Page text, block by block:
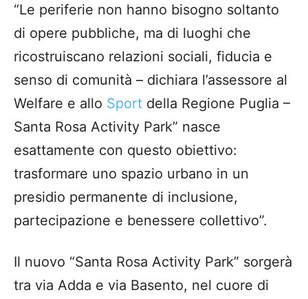
“Le periferie non hanno bisogno soltanto
di opere pubbliche, ma di luoghi che
ricostruiscano relazioni sociali, fiducia e
senso di comunità – dichiara l’assessore al
Welfare e allo Sport della Regione Puglia –
Santa Rosa Activity Park” nasce
esattamente con questo obiettivo:
trasformare uno spazio urbano in un
presidio permanente di inclusione,
partecipazione e benessere collettivo”.
Il nuovo “Santa Rosa Activity Park” sorgerà
tra via Adda e via Basento, nel cuore di